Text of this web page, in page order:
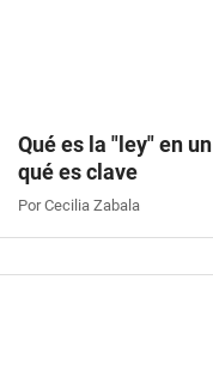
Qué es la "ley" en
qué es clave
Por Cecilia Zabala